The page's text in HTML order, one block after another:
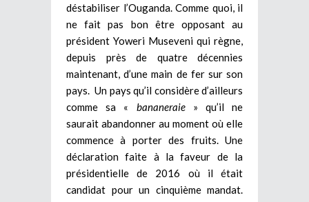
déstabiliser l’Ouganda. Comme quoi, il
ne fait pas bon être opposant au
président Yoweri Museveni qui règne,
depuis près de quatre décennies
maintenant, d’une main de fer sur son
pays. Un pays qu’il considère d’ailleurs
comme sa « bananeraie» qu’il ne
saurait abandonner au moment où elle
commence à porter des fruits. Une
déclaration faite à la faveur de la
présidentielle de 2016 où il était
candidat pour un cinquième mandat.